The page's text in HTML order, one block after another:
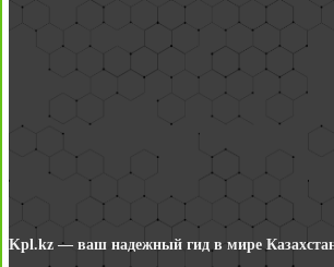
Kpl.kz — ваш надежный гид в мире